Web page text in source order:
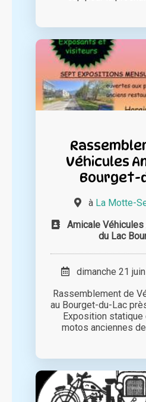
Véhicules
Bourget-
à La Motte-
Amicale
du Lac
dimanche 21
Rassemblement de
au Bourget-du-Lac
Exposition
motos anciennes